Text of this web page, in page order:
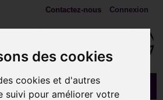
des cookies
cookies et d'autres
suivi pour améliorer votre
Connexion
Contactez-nous